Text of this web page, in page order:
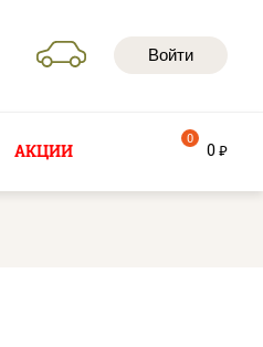
Войти
АКЦИИ 0 руб
0